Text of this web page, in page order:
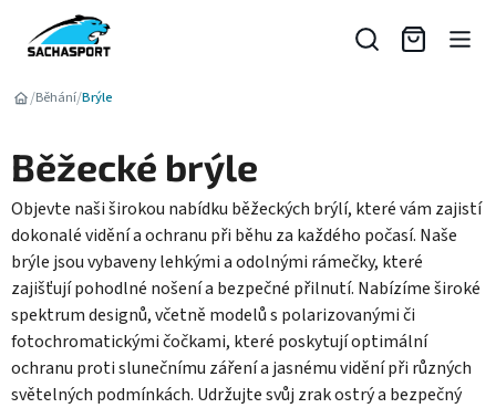
obsah
/Běhání/Brýle
Běžecké brýle
Objevte naši širokou nabídku běžeckých brýlí, které vám zajistí
dokonalé vidění a ochranu při běhu za každého počasí. Naše
brýle jsou vybaveny lehkými a odolnými rámečky, které
zajišťují pohodlné nošení a bezpečné přilnutí. Nabízíme široké
spektrum designů, včetně modelů s polarizovanými či
fotochromatickými čočkami, které poskytují optimální
ochranu proti slunečnímu záření a jasnému vidění při různých
světelných podmínkách. Udržujte svůj zrak ostrý a bezpečný